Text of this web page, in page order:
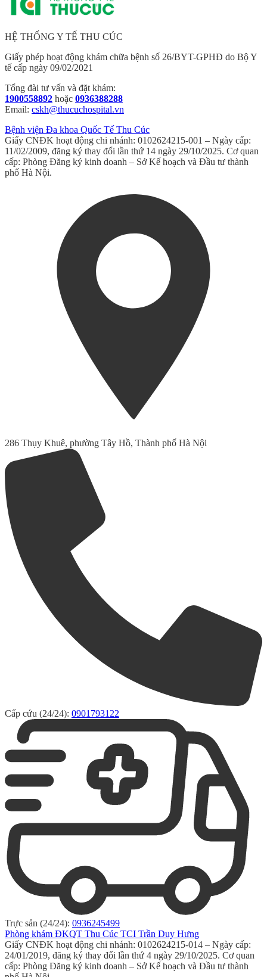
HỆ THỐNG Y TẾ THU CÚC
Giấy phép hoạt động khám chữa bệnh số 26/BYT-GPHĐ do Bộ Y
tế cấp ngày 09/02/2021
Tổng đài tư vấn và đặt khám:
1900558892 hoặc 0936388288
Email: cskh@thucuchospital.vn
Bệnh viện Đa khoa Quốc Tế Thu Cúc
Giấy CNĐK hoạt động chi nhánh: 0102624215-001 – Ngày cấp:
11/02/2009, đăng ký thay đổi lần thứ 14 ngày 29/10/2025. Cơ quan
cấp: Phòng Đăng ký kinh doanh – Sở Kế hoạch và Đầu tư thành
phố Hà Nội.
286 Thụy Khuê, phường Tây Hồ, Thành phố Hà Nội
Cấp cứu (24/24): 0901793122
Trực sản (24/24): 0936245499
Phòng khám ĐKQT Thu Cúc TCI Trần Duy Hưng
Giấy CNĐK hoạt động chi nhánh: 0102624215-014 – Ngày cấp:
24/01/2019, đăng ký thay đổi lần thứ 4 ngày 29/10/2025. Cơ quan
cấp: Phòng Đăng ký kinh doanh – Sở Kế hoạch và Đầu tư thành